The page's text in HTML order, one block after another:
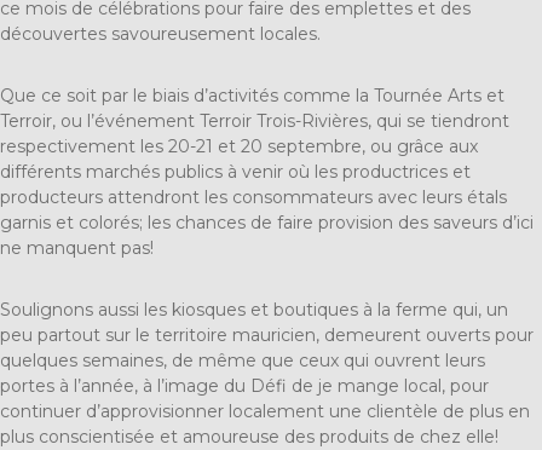
ce mois de célébrations pour faire des emplettes et des
découvertes savoureusement locales.
Que ce soit par le biais d’activités comme la Tournée Arts et
Terroir, ou l’événement Terroir Trois-Rivières, qui se tiendront
respectivement les 20-21 et 20 septembre, ou grâce aux
différents marchés publics à venir où les productrices et
producteurs attendront les consommateurs avec leurs étals
garnis et colorés; les chances de faire provision des saveurs d’ici
ne manquent pas!
Soulignons aussi les kiosques et boutiques à la ferme qui, un
peu partout sur le territoire mauricien, demeurent ouverts pour
quelques semaines, de même que ceux qui ouvrent leurs
portes à l’année, à l’image du Défi de je mange local, pour
continuer d’approvisionner localement une clientèle de plus en
plus conscientisée et amoureuse des produits de chez elle!